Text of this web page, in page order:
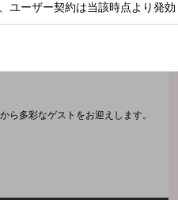
ら多彩なゲストをお迎えします。